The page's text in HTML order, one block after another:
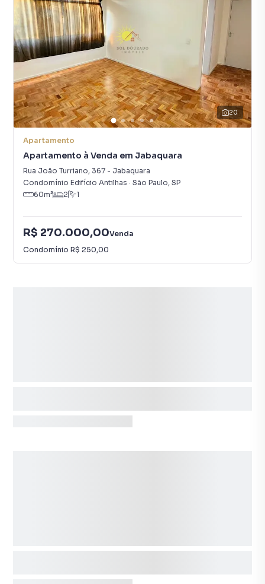
20
Apartamento
Apartamento à Venda em Jabaquara
Rua João Turriano, 367 - Jabaquara
Condomínio Edifício Antilhas · São Paulo, SP
60m² 2 1
R$ 270.000,00Venda
Condomínio R$ 250,00